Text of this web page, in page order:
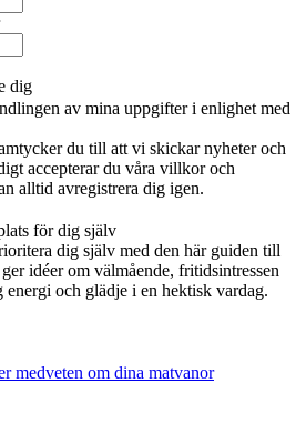
dig
av mina uppgifter i enlighet med
du till att vi skickar nyheter och
accepterar du våra villkor och
alltid avregistrera dig igen.
för dig själv
dig själv med den här guiden till
idéer om välmående, fritidsintressen
och glädje i en hektisk vardag.
medveten om dina matvanor